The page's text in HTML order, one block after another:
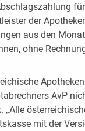
der
aus den
ohne
AvP
„Alle
mit der